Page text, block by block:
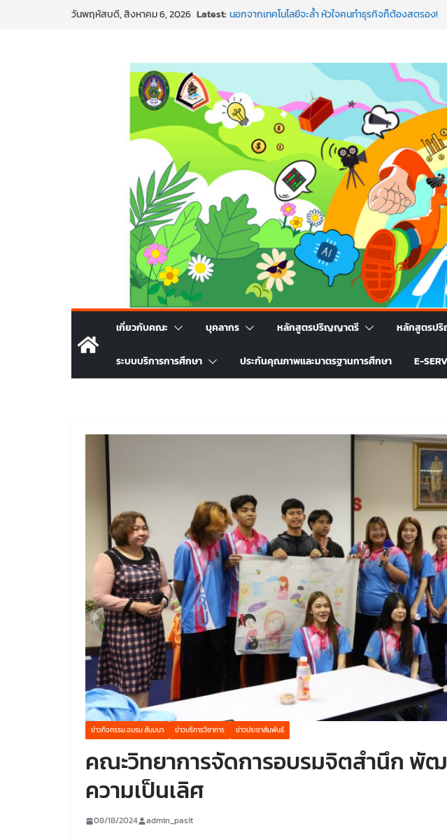
วันพฤหัสบดี, สิงหาคม 6, 2026 Latest:สร้าง VDO ก็ปัง แถมเขียนโค้ดสร้างแอปได้อีก! เรียนกับ
พาธุรกิจท้องถิ่นสู่ตลาดโลก ด้วยเทคโนโลยี AI!
SMEs ยุคนี้ ถ้าไม่ใช้ AI ถือว่าพลาดมาก!
เกี่ยวกับคณะ บุคลากร หลักสูตรปริญญาตรี หลักสูตรป
ระบบบริการการศึกษา ประกันคุณภาพและมาตรฐานการศึกษา E-
ข่าวกิจกรรม อบรม สัมมนา ข่าวบริการวิชาการ ข่าวประชาสัมพันธ์
คณะวิทยาการจัดการอบรมจิตสำนึก พั
ความเป็นเลิศ
08/18/2024 admin_pasit